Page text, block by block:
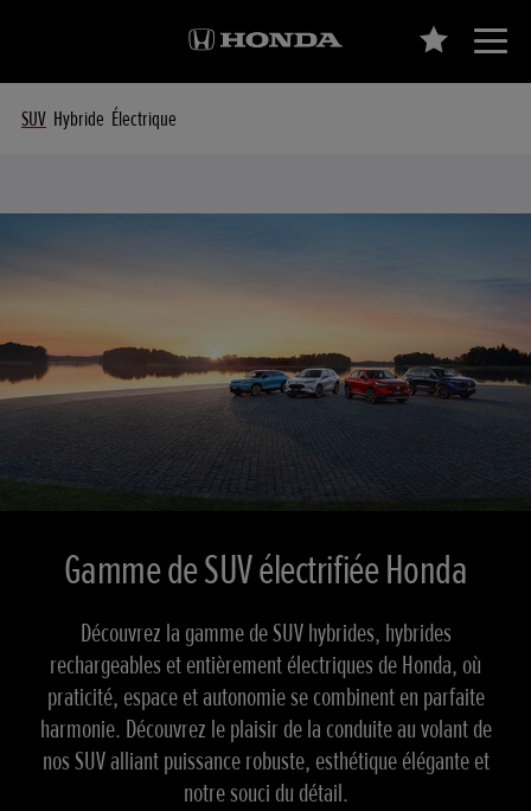
SUV Hybride Électrique
Gamme de SUV électrifiée Honda
Découvrez la gamme de SUV hybrides, hybrides
rechargeables et entièrement électriques de Honda, où
praticité, espace et autonomie se combinent en parfaite
harmonie. Découvrez le plaisir de la conduite au volant de
nos SUV alliant puissance robuste, esthétique élégante et
notre souci du détail.